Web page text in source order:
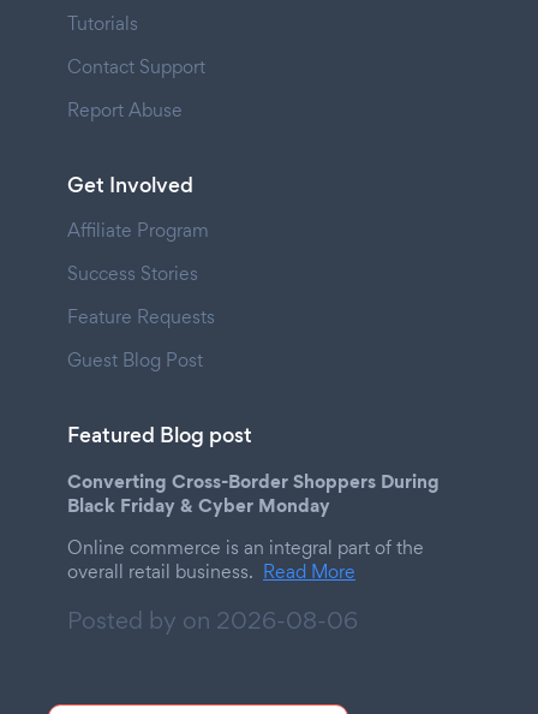
Tutorials
Contact Support
Report Abuse
Get Involved
Affiliate Program
Success Stories
Feature Requests
Guest Blog Post
Featured Blog post
Converting Cross-Border Shoppers During
Black Friday & Cyber Monday
Online commerce is an integral part of the
overall retail business. Read More
Posted by on 2026-08-06